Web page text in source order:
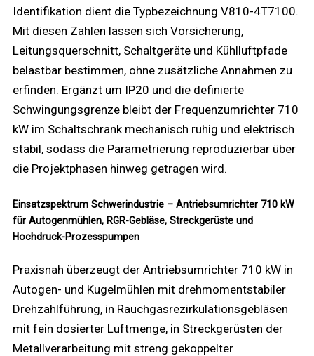
Identifikation dient die Typbezeichnung V810-4T7100.
Mit diesen Zahlen lassen sich Vorsicherung,
Leitungsquerschnitt, Schaltgeräte und Kühlluftpfade
belastbar bestimmen, ohne zusätzliche Annahmen zu
erfinden. Ergänzt um IP20 und die definierte
Schwingungsgrenze bleibt der Frequenzumrichter 710
kW im Schaltschrank mechanisch ruhig und elektrisch
stabil, sodass die Parametrierung reproduzierbar über
die Projektphasen hinweg getragen wird.
Einsatzspektrum Schwerindustrie – Antriebsumrichter 710 kW
für Autogenmühlen, RGR-Gebläse, Streckgerüste und
Hochdruck-Prozesspumpen
Praxisnah überzeugt der Antriebsumrichter 710 kW in
Autogen- und Kugelmühlen mit drehmomentstabiler
Drehzahlführung, in Rauchgasrezirkulationsgebläsen
mit fein dosierter Luftmenge, in Streckgerüsten der
Metallverarbeitung mit streng gekoppelter